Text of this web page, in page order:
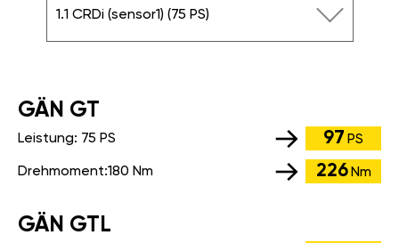
1.1 CRDi (sensor1) (75 PS)
GÄN GT
Leistung: 75 PS 97 PS
Drehmoment:180 Nm 226 Nm
GÄN GTL